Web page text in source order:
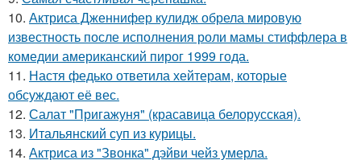
10. Актриса Дженнифер кулидж обрела мировую
известность после исполнения роли мамы стиффлера в
комедии американский пирог 1999 года.
11. Настя федько ответила хейтерам, которые
обсуждают её вес.
12. Салат "Пригажуня" (красавица белорусская).
13. Итальянский суп из курицы.
14. Актриса из "Звонка" дэйви чейз умерла.